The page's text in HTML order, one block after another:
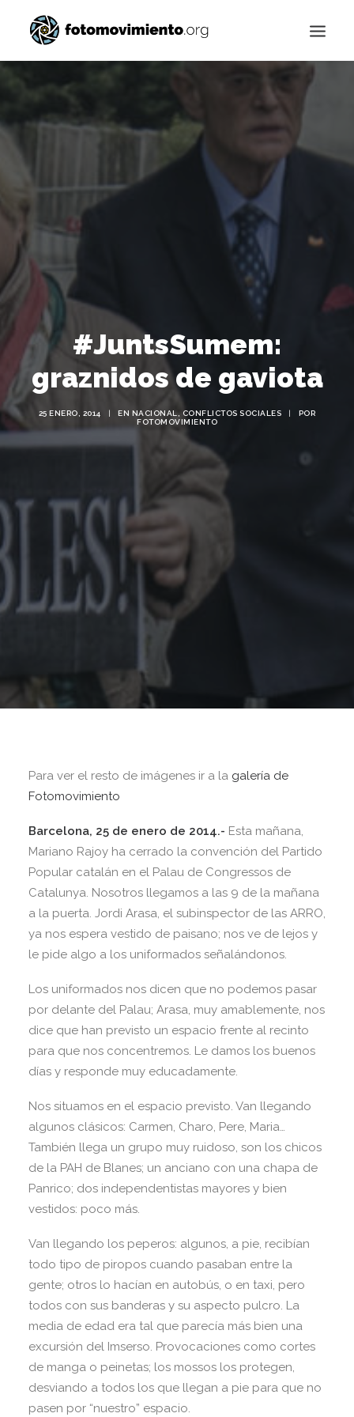
#JuntsSumem:
graznidos de gaviota
25 ENERO, 2014 | EN NACIONAL CONFLICTOS SOCIALES |
POR
FOTOMOVIMIENTO
Para ver el resto de imágenes ir a la galería de
Fotomovimiento
Barcelona, 25 de enero de 2014.- Esta mañana,
Mariano Rajoy ha cerrado la convención del Partido
Popular catalán en el Palau de Congressos de
Catalunya. Nosotros llegamos a las 9 de la mañana
a la puerta. Jordi Arasa, el subinspector de las ARRO,
ya nos espera vestido de paisano; nos ve de lejos y
le pide algo a los uniformados señalándonos.
Los uniformados nos dicen que no podemos pasar
por delante del Palau; Arasa, muy amablemente, nos
dice que han previsto un espacio frente al recinto
para que nos concentremos. Le damos los buenos
días y responde muy educadamente.
Nos situamos en el espacio previsto. Van llegando
algunos clásicos: Carmen, Charo, Pere, Maria…
También llega un grupo muy ruidoso, son los chicos
de la PAH de Blanes; un anciano con una chapa de
Panrico; dos independentistas mayores y bien
vestidos: poco más.
Van llegando los peperos: algunos, a pie, recibían
todo tipo de piropos cuando pasaban entre la
gente; otros lo hacían en autobús, o en taxi, pero
todos con sus banderas y su aspecto pulcro. La
media de edad era tal que parecía más bien una
excursión del Imserso. Provocaciones como cortes
de manga o peinetas; los mossos los protegen,
desviando a todos los que llegan a pie para que no
pasen por “nuestro” espacio.